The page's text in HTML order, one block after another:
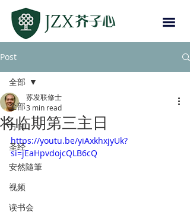
Post
全部
方向
圣经
安然隨筆
视频
读书会
全部
将临期第三主日
苏发联修士
3 min read
https://youtu.be/yiAxkhxjyUk?
si=jEaHpvdojcQLB6cQ